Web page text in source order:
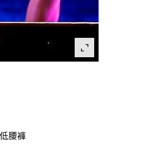
腰褲